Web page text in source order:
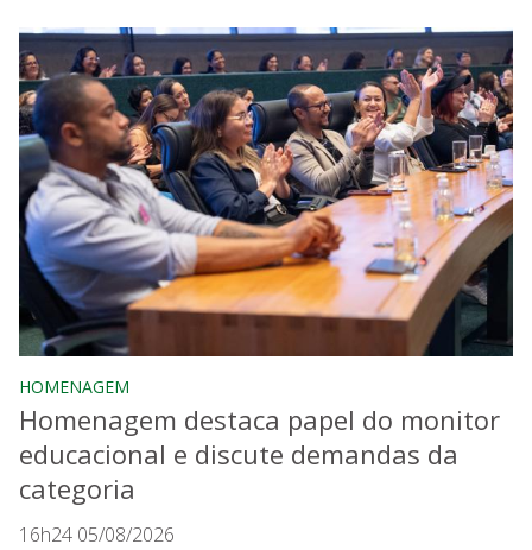
HOMENAGEM
Homenagem destaca papel do monitor
educacional e discute demandas da
categoria
16h24 05/08/2026